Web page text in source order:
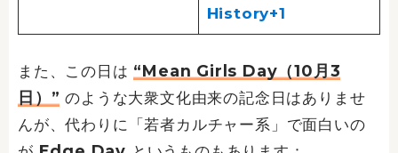
History+1
また、この日は “Mean Girls Day（10月3
日）” のような大衆文化由来の記念日はありませ
んが、代わりに「若者カルチャー系」で面白いの